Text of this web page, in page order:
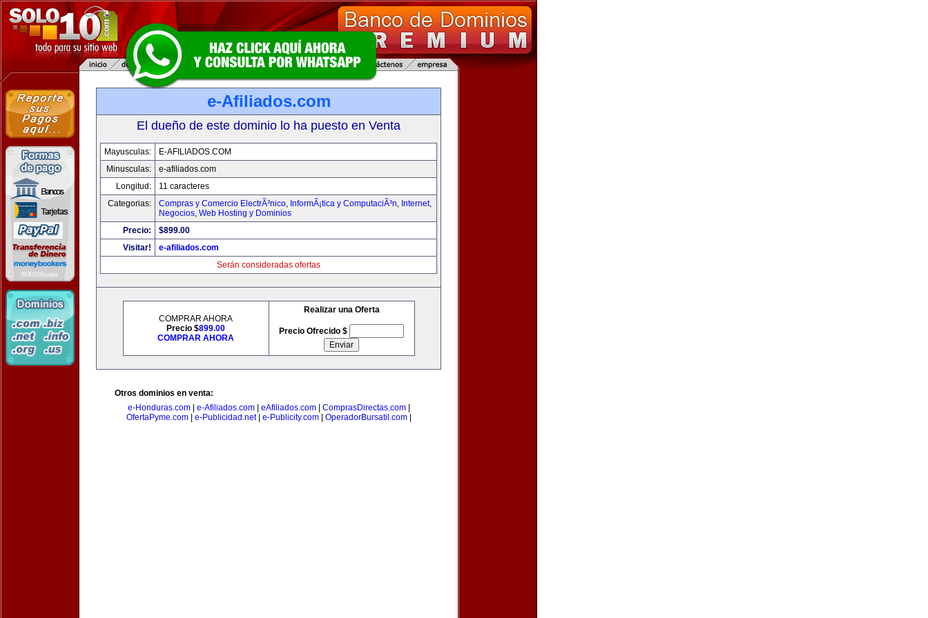
e-Afiliados.com
El dueño de este dominio lo ha puesto en Venta
Mayusculas:
E-AFILIADOS.COM
Minusculas:
e-afiliados.com
Longitud:
11 caracteres
Categorias:
Compras y Comercio ElectrÃ³nico, InformÃ¡tica y ComputaciÃ³n, Internet,
Negocios, Web Hosting y Dominios
Precio:
$899.00
Visitar!
e-afiliados.com
Serán consideradas ofertas
COMPRAR AHORA
Precio $899.00
COMPRAR AHORA
Realizar una Oferta
Precio Ofrecido $
Otros dominios en venta:
e-Honduras.com| e-Afiliados.com| eAfiliados.com| ComprasDirectas.com|
OfertaPyme.com| e-Publicidad.net| e-Publicity.com| OperadorBursatil.com|